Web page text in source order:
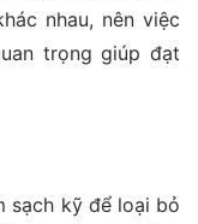
nhau, nên việc
trọng giúp đạt
sạch kỹ để loại bỏ